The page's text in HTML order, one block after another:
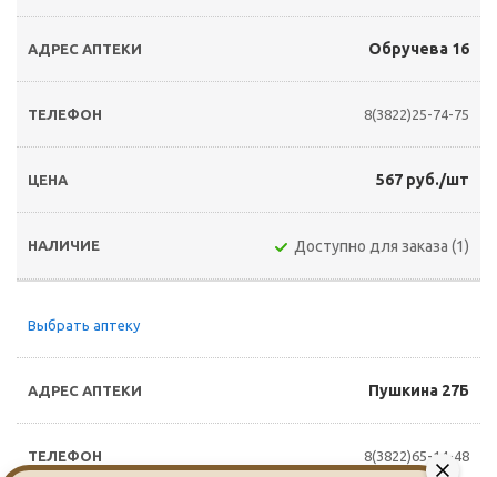
Обручева 16
8(3822)25-74-75
567 руб./шт
Доступно для заказа (1)
Выбрать аптеку
Пушкина 27Б
8(3822)65-14-48